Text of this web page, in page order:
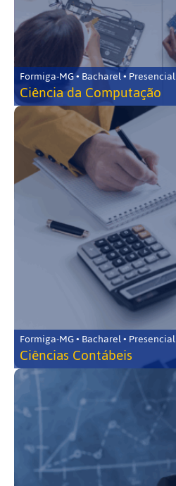
Formiga-MG • Bacharel • Presencial
Ciência da Computação
Formiga-MG • Bacharel • Presencial
Ciências Contábeis